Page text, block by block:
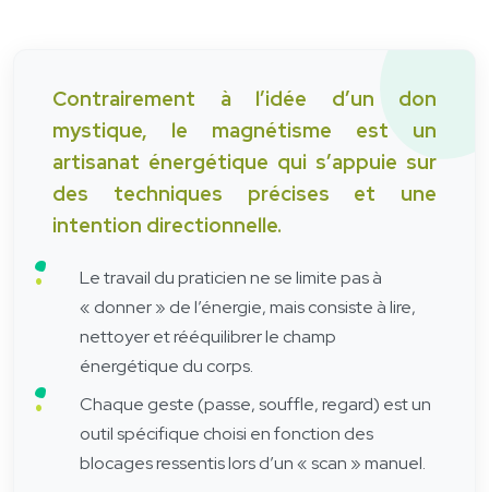
Contrairement à l’idée d’un don
mystique, le magnétisme est un
artisanat énergétique qui s’appuie sur
des techniques précises et une
intention directionnelle.
Le travail du praticien ne se limite pas à
« donner » de l’énergie, mais consiste à lire,
nettoyer et rééquilibrer le champ
énergétique du corps.
Chaque geste (passe, souffle, regard) est un
outil spécifique choisi en fonction des
blocages ressentis lors d’un « scan » manuel.